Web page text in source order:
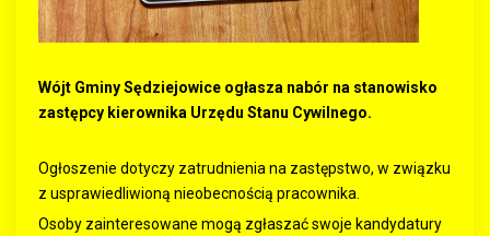
Wójt Gminy Sędziejowice ogłasza nabór na stanowisko
zastępcy kierownika Urzędu Stanu Cywilnego.
Ogłoszenie dotyczy zatrudnienia na zastępstwo, w związku
z usprawiedliwioną nieobecnością pracownika.
Osoby zainteresowane mogą zgłaszać swoje kandydatury